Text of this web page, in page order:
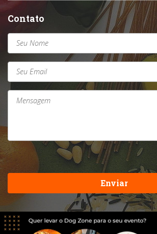
Contato
Enviar